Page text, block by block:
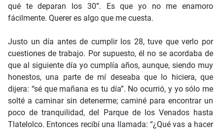
qué te deparan los 30”. Es que yo no me enamoro
fácilmente. Querer es algo que me cuesta.
Justo un día antes de cumplir los 28, tuve que verlo por
cuestiones de trabajo. Por supuesto, él no se acordaba de
que al siguiente día yo cumplía años, aunque, siendo muy
honestos, una parte de mí deseaba que lo hiciera, que
dijera: “sé que mañana es tu día”. No ocurrió, y yo sólo me
solté a caminar sin detenerme; caminé para encontrar un
poco de tranquilidad, del Parque de los Venados hasta
Tlatelolco. Entonces recibí una llamada: “¿Qué vas a hacer